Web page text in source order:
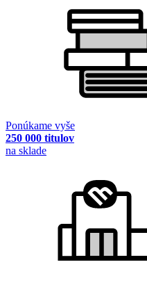
Ponúkame vyše
250 000 titulov
na sklade